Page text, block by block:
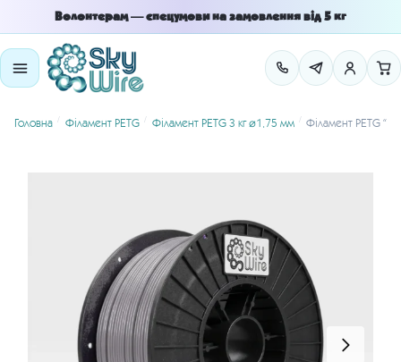
to
navigation
to
content
Волонтерам — спецумови на замовлення від 5 кг
Головна / Філамент PETG / Філамент PETG 3 кг ⌀1.75 мм / Філамент PETG